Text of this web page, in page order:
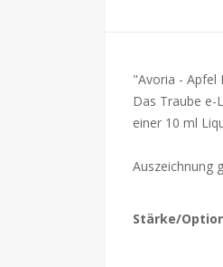
"Avoria - Apfel
Das Traube e-
einer 10 ml
Auszeichnung
Stärke/